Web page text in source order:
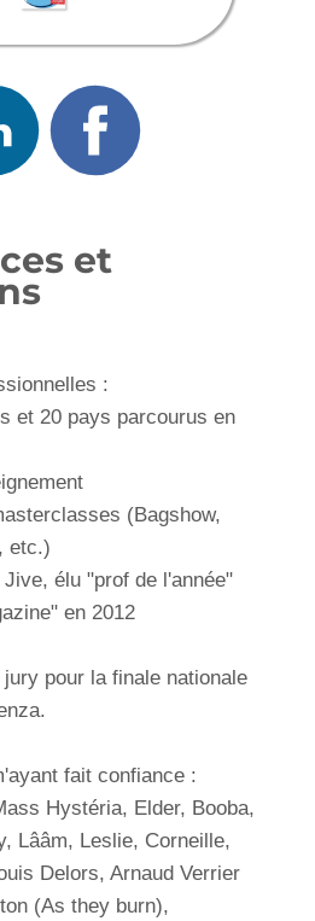
et
:
et 20 pays parcourus en
(Bagshow,
etc.)
élu "prof de l'année"
en 2012
pour la finale nationale
fait confiance :
Hystéria, Elder, Booba,
Lââm, Leslie, Corneille,
Delors, Arnaud Verrier
(As they burn),